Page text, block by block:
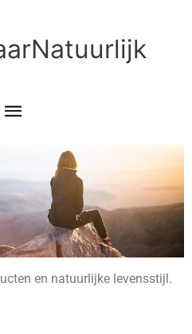
Hoofdmenu
en natuurlijke levensstijl.